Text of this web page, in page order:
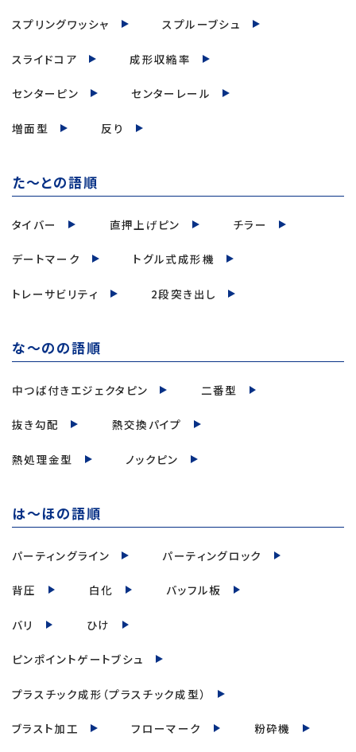
スプリングワッシャ スプルーブシュ
スライドコア 成形収縮率
センターピン センターレール
増面型 反り
た～との語順
タイバー 直押上げピン チラー
デートマーク トグル式成形機
トレーサビリティ 2段突き出し
な～のの語順
中つば付きエジェクタピン 二番型
抜き勾配 熱交換パイプ
熱処理金型 ノックピン
は～ほの語順
パーティングライン パーティングロック
背圧 白化 バッフル板
バリ ひけ
ピンポイントゲートブシュ
プラスチック成形（プラスチック成型）
ブラスト加工 フローマーク 粉砕機